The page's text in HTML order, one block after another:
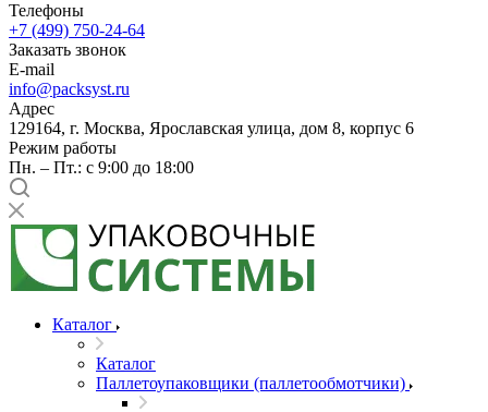
Телефоны
+7 (499) 750-24-64
Заказать звонок
E-mail
info@packsyst.ru
Адрес
129164, г. Москва, Ярославская улица, дом 8, корпус 6
Режим работы
Пн. – Пт.: с 9:00 до 18:00
Каталог
Каталог
Паллетоупаковщики (паллетообмотчики)